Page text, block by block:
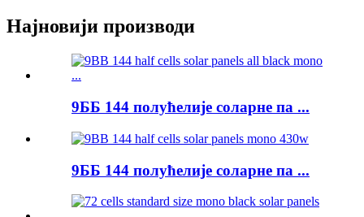
Најновији производи
9ББ 144 полућелије соларне па ...
9ББ 144 полућелије соларне па ...